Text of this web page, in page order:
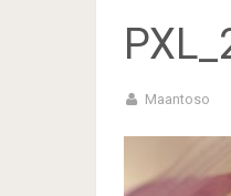
Maantoso